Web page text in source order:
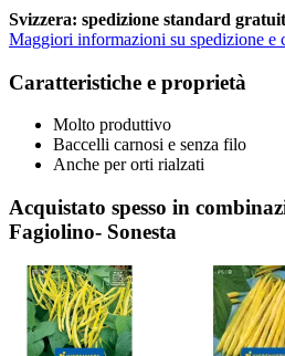
Svizzera: spedizione standard
Maggiori informazioni su spedizione e
Caratteristiche e proprietà
Molto produttivo
Baccelli carnosi e senza filo
Anche per orti rialzati
Acquistato spesso in
Fagiolino- Sonesta